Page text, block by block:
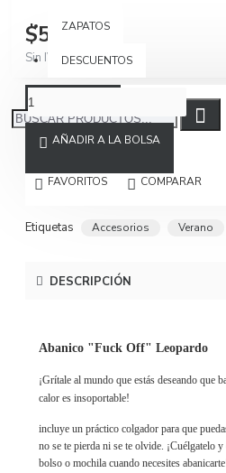
ZAPATOS
DESCUENTOS
$59.900
Sin IVA $50.336
AÑADIR A LA BOLSA
FAVORITOS COMPARAR
Etiquetas Accesorios Verano
DESCRIPCIÓN
Abanico "Fuck Off" Leopardo
¡Grítale al mundo que estás deseando que
calor es insoportable!
incluye un práctico colgador para que
no se te pierda ni se te olvide. ¡Cuélgatelo
bolso o mochila cuando necesites